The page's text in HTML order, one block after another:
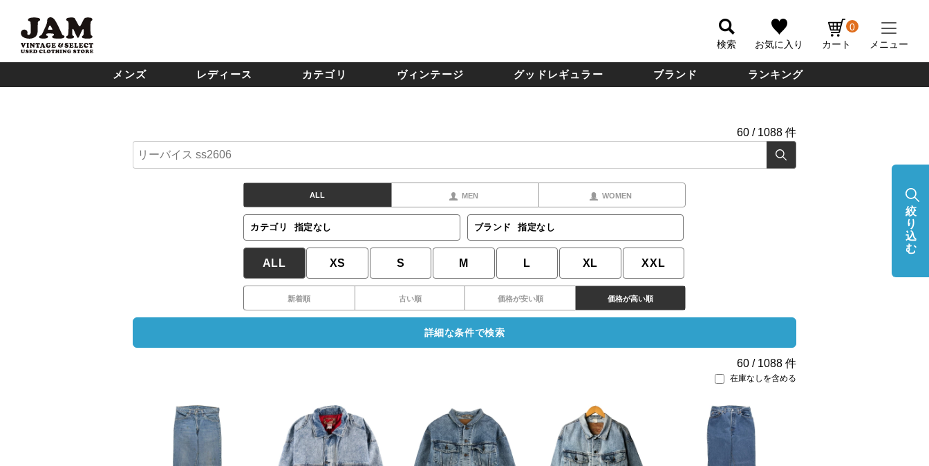
検索 お気に入り カート
0
メニュー
メンズ レディース カテゴリ ヴィンテージ グッドレギュラー ブランド ランキング
60 / 1088 件
ALL MEN WOMEN
カテゴリ 指定なし ブランド 指定なし
ALL XS S M L XL XXL
新着順 古い順 価格が安い順 価格が高い順
詳細な条件で検索
60 / 1088 件
在庫なしを含める
絞
り
込
む